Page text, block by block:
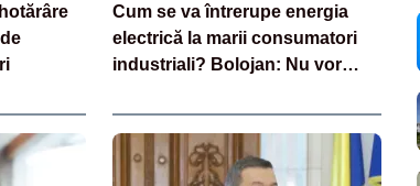
Cum se va întrerupe energia
electrică la marii consumatori
industriali? Bolojan: Nu vor